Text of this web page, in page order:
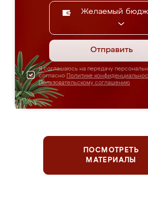
Желаемый
Отправить
Я соглашаюсь на передачу
согласно Политике
Пользовательскому соглашению
ПОСМОТРЕТЬ
МАТЕРИАЛЫ